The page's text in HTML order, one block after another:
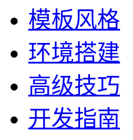
模板风格
环境搭建
高级技巧
开发指南